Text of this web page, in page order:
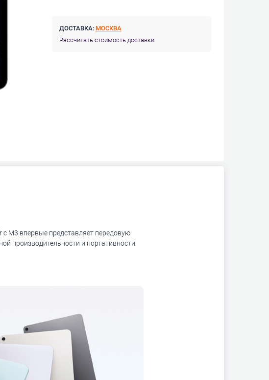
ДОСТАВКА: МОСКВА
Рассчитать стоимость доставки
M3 впервые представляет передовую
производительности и портативности